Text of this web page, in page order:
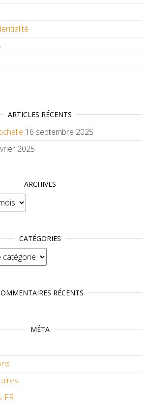
ARTICLES RÉCENTS
16 septembre 2025
2025
ARCHIVES
CATÉGORIES
RÉCENTS
MÉTA
FR